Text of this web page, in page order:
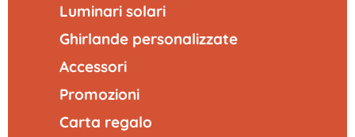
Luminari solari
Ghirlande personalizzate
Accessori
Promozioni
Carta regalo